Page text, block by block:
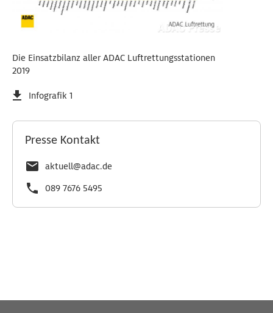
Die Einsatzbilanz aller ADAC Luftrettungsstationen
2019
Infografik 1
Presse Kontakt
aktuell@adac.de
089 7676 5495